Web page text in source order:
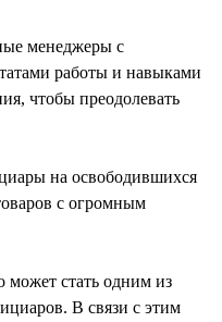
менеджеры с
работы и навыками
чтобы преодолевать
на освободившихся
с огромным
может стать одним из
В связи с этим